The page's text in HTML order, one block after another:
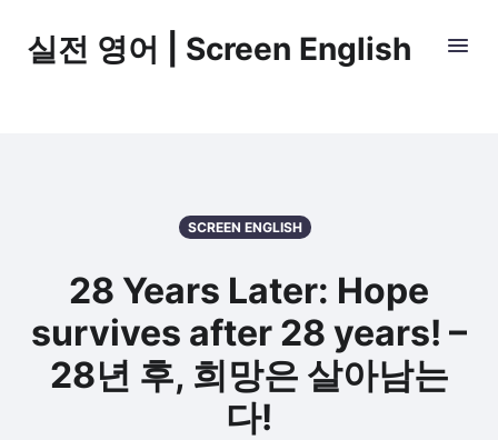
실전 영어 | Screen English
SCREEN ENGLISH
28 Years Later: Hope
survives after 28 years! –
28년 후, 희망은 살아남는
다!